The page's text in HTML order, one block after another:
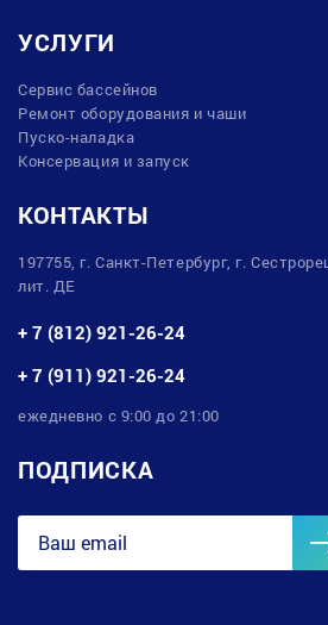
УСЛУГИ
Сервис бассейнов
Ремонт оборудования и чаши
Пуско-наладка
Консервация и запуск
КОНТАКТЫ
197755, г. Санкт-Петербург, г.
лит. ДЕ
+ 7 (812) 921-26-24
+ 7 (911) 921-26-24
ежедневно с 9:00 до 21:00
ПОДПИСКА